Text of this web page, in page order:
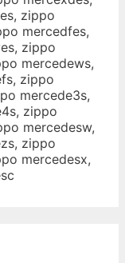
zippo
mercedfes,
zippo
mercedews,
zippo
mercede3s,
zippo
mercedesw,
zippo
mercedesx,